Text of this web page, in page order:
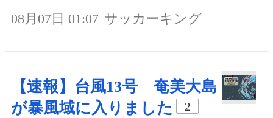
08月07日 01:07 サッカーキング
【速報】台風13号 奄美大島
が暴風域に入りました
2